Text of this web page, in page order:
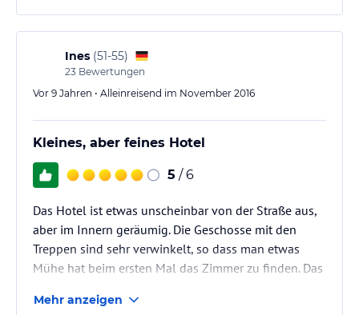
Ines (51-55)
23 Bewertungen
Vor 9 Jahren • Alleinreisend im November 2016
Kleines, aber feines Hotel
5 / 6
Das Hotel ist etwas unscheinbar von der Straße aus,
aber im Innern geräumig. Die Geschosse mit den
Treppen sind sehr verwinkelt, so dass man etwas
Mühe hat beim ersten Mal das Zimmer zu finden. Das
Frühstück war sehr reichhaltig und
Mehr anzeigen